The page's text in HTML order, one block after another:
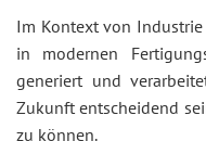
Im Kontext von
in modernen
generiert und
Zukunft entscheidend
zu können.